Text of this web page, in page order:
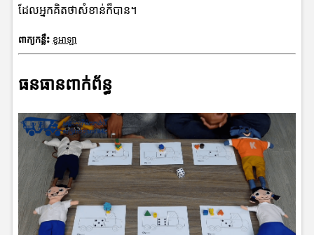
ដែលអ្នកគិតថាសំខាន់ក៏បាន។
ពាក្យកន្លឹះ ខូអាឡា
ធនធានពាក់ព័ន្ធ